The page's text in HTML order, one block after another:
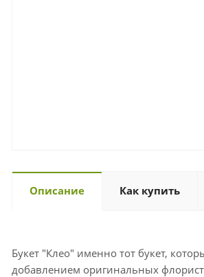
Описание Как купить
Букет "Клео" именно тот букет,
добавлением оригинальных